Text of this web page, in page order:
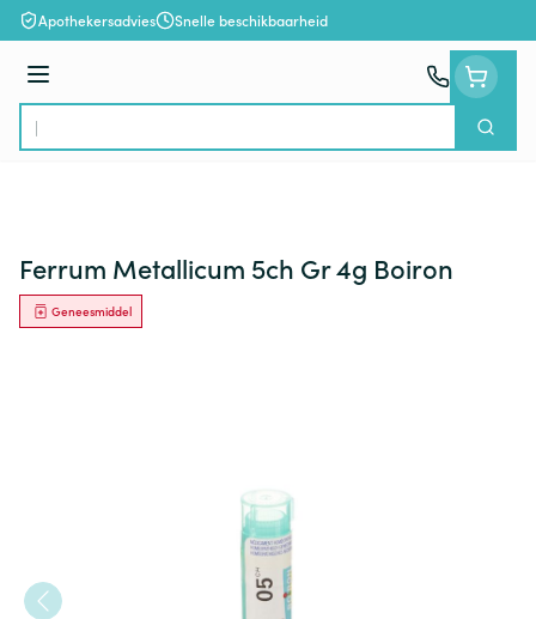
Ga naar de inhoud
Apothekersadvies Snelle beschikbaarheid
Menu
Product, merk, categorie...
Zoek
Ferrum Metallicum 5ch Gr 4g Boiron
Geneesmiddel